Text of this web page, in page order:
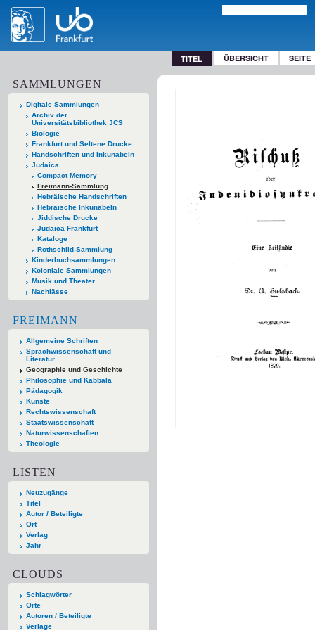
TITEL ÜBERSICHT SEITE
SAMMLUNGEN
Digitale Sammlungen
Archiv der
Universitätsbibliothek JCS
Biologie
Frankfurt und Seltene Drucke
Handschriften und Inkunabeln
Judaica
Compact Memory
Freimann-Sammlung
Hebräische Handschriften
Hebräische Inkunabeln
Jiddische Drucke
Judaica Frankfurt
Kataloge
Rothschild-Sammlung
Kinderbuchsammlungen
Koloniale Sammlungen
Musik und Theater
Nachlässe
FREIMANN
Allgemeine Schriften
Sprachwissenschaft und
Literatur
Geographie und Geschichte
Philosophie und Kabbala
Pädagogik
Künste
Rechtswissenschaft
Staatswissenschaft
Naturwissenschaften
Theologie
LISTEN
Neuzugänge
Titel
Autor / Beteiligte
Ort
Verlag
Jahr
CLOUDS
Schlagwörter
Orte
Autoren / Beteiligte
Verlage